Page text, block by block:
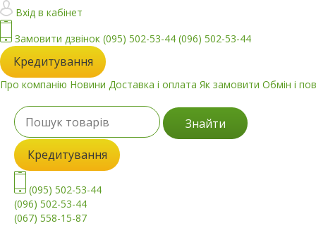
Вхід в кабінет
Замовити дзвінок (095) 502-53-44 (096) 502-53-44
Кредитування
Про компанію Новини Доставка і оплата Як замовити Обмін і
Знайти
Кредитування
(095) 502-53-44
(096) 502-53-44
(067) 558-15-87